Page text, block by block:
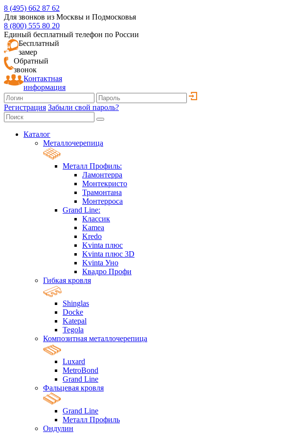
8 (495) 662 87 62
Для звонков из Москвы и Подмосковья
8 (800) 555 80 20
Единый бесплатный телефон по России
Бесплатный
замер
Обратный
звонок
Контактная
информация
Регистрация Забыли свой пароль?
Каталог
Металлочерепица
Металл Профиль:
Ламонтерра
Монтекристо
Трамонтана
Монтерроса
Grand Line:
Классик
Kamea
Kredo
Kvinta плюс
Kvinta плюс 3D
Kvinta Уно
Квадро Профи
Гибкая кровля
Shinglas
Docke
Katepal
Tegola
Композитная металлочерепица
Luxard
MetroBond
Grand Line
Фальцевая кровля
Grand Line
Металл Профиль
Ондулин